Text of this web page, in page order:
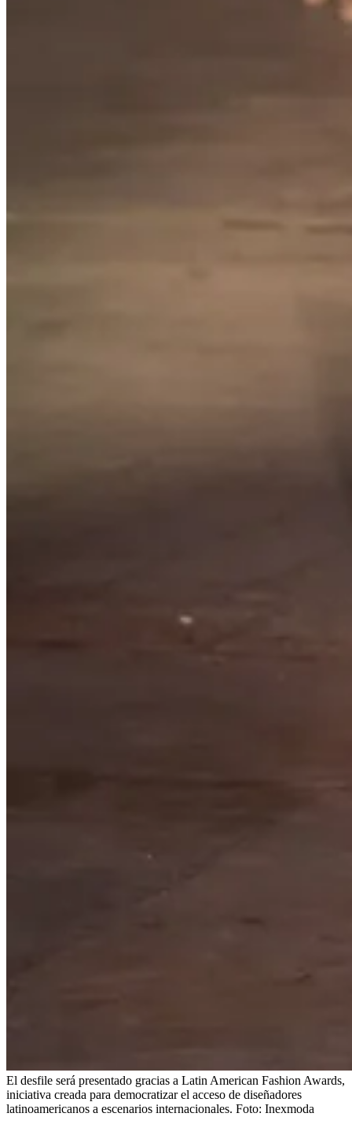
El desfile será presentado gracias a Latin American Fashion Awards,
iniciativa creada para democratizar el acceso de diseñadores
latinoamericanos a escenarios internacionales. Foto: Inexmoda